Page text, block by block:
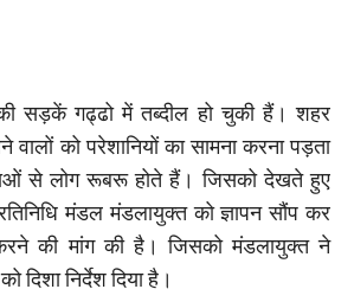
सड़कें गढ्ढो में तब्दील हो चुकी हैं। शहर
वालों को परेशानियों का सामना करना पड़ता
से लोग रूबरू होते हैं। जिसको देखते हुए
मंडल मंडलायुक्त को ज्ञापन सौंप कर
की मांग की है। जिसको मंडलायुक्त ने
दिशा निर्देश दिया है।